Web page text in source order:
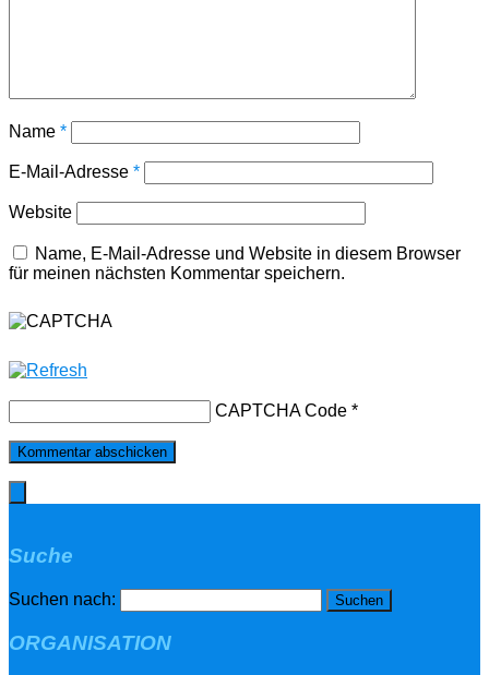
Name *
E-Mail-Adresse *
Website
Name, E-Mail-Adresse und Website in diesem Browser
für meinen nächsten Kommentar speichern.
CAPTCHA Code *
Suche
Suchen nach:
ORGANISATION